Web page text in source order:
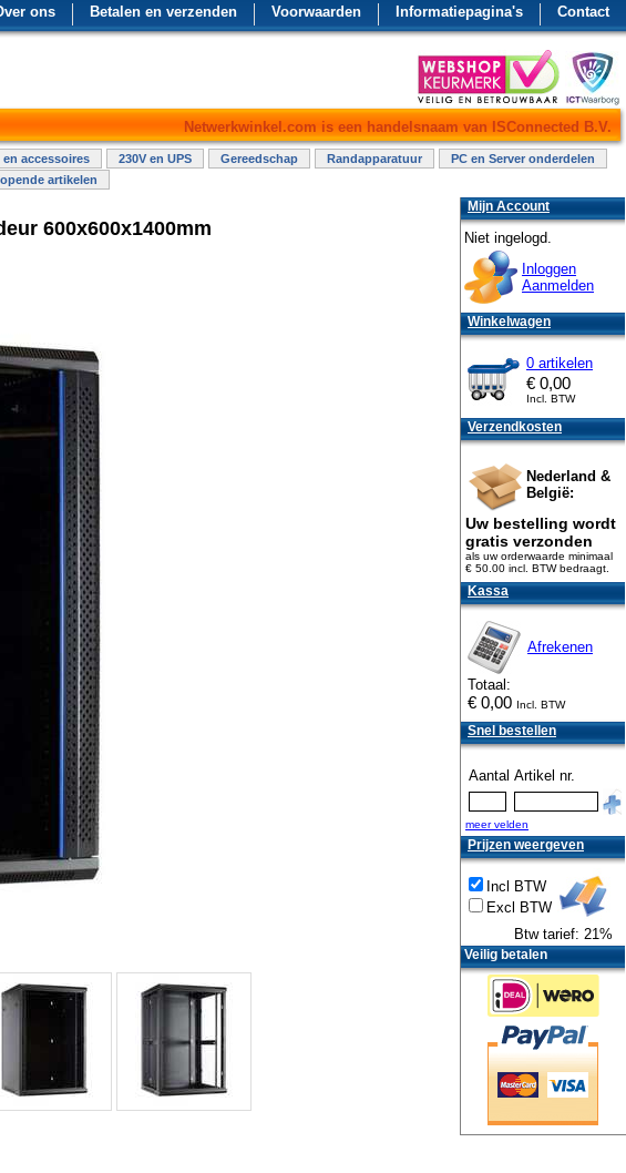
Contact
Informatiepagina's
Voorwaarden
Betalen en verzenden
ons
Netwerkwinkel.com is een handelsnaam van ISConnected B.V.
en accessoires 230V en UPS Gereedschap Randapparatuur
PC en Server onderdelen
artikelen
600x600x1400mm
Mijn Account
Niet ingelogd.
Inloggen
Aanmelden
Winkelwagen
0 artikelen
€ 0,00
Incl. BTW
Verzendkosten
Nederland &
België:
Uw bestelling wordt
gratis verzonden
als uw orderwaarde minimaal
€ 50.00 incl. BTWbedraagt.
Kassa
Afrekenen
Totaal:
€ 0,00 Incl. BTW
Snel bestellen
Aantal Artikel nr.
meer velden
Prijzen weergeven
Incl BTW
Excl BTW
Btw tarief: 21%
Veilig betalen